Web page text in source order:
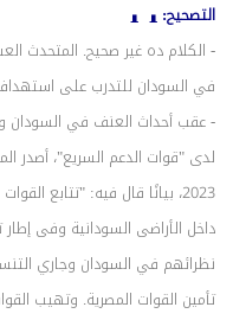
التصحيح:
- الكلام ده غير صحيح. المتحدث
في السودان للتدرب على
- عقب أحداث العنف في السودان
2023، بيانًا قال فيه: "تتابع
داخل الأراضى السودانية وفى
نظرائهم في السودان وجاري
تأمين القوات المصرية. وتهيب